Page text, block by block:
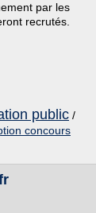
par les
recrutés.
public /
concours